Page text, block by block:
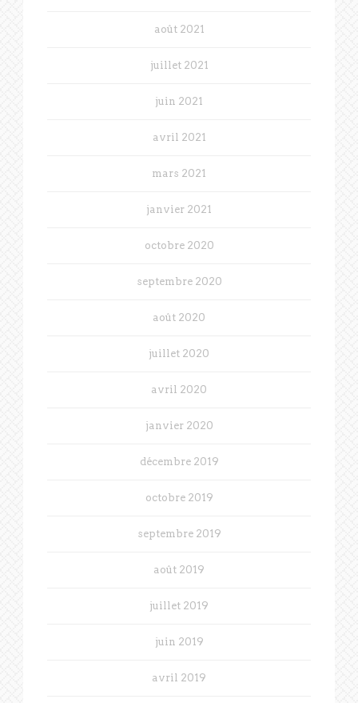
août 2021
juillet 2021
juin 2021
avril 2021
mars 2021
janvier 2021
octobre 2020
septembre 2020
août 2020
juillet 2020
avril 2020
janvier 2020
décembre 2019
octobre 2019
septembre 2019
août 2019
juillet 2019
juin 2019
avril 2019